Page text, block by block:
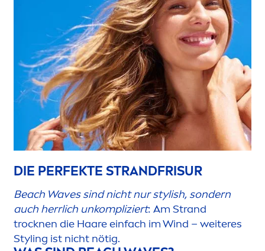
DIE PERFEKTE STRANDFRISUR
Beach Waves sind nicht nur stylish, sondern
auch herrlich unkompliziert: Am Strand
trocknen die Haare einfach im Wind – weiteres
Styling ist nicht nötig.